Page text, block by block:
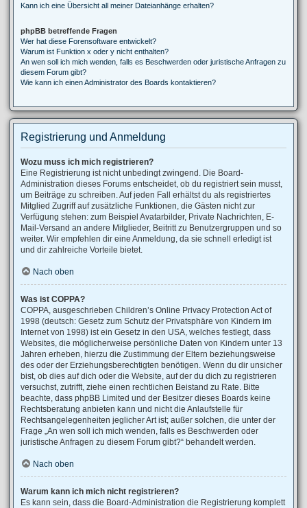
Kann ich eine Übersicht all meiner Dateianhänge erhalten?
phpBB betreffende Fragen
Wer hat diese Forensoftware entwickelt?
Warum ist Funktion x oder y nicht enthalten?
An wen soll ich mich wenden, falls es Beschwerden oder juristische Anfragen zu
diesem Forum gibt?
Wie kann ich einen Administrator des Boards kontaktieren?
Registrierung und Anmeldung
Wozu muss ich mich registrieren?
Eine Registrierung ist nicht unbedingt zwingend. Die Board-
Administration dieses Forums entscheidet, ob du registriert sein musst,
um Beiträge zu schreiben. Auf jeden Fall erhältst du als registriertes
Mitglied Zugriff auf zusätzliche Funktionen, die Gästen nicht zur
Verfügung stehen: zum Beispiel Avatarbilder, Private Nachrichten, E-
Mail-Versand an andere Mitglieder, Beitritt zu Benutzergruppen und so
weiter. Wir empfehlen dir eine Anmeldung, da sie schnell erledigt ist
und dir zahlreiche Vorteile bietet.
Nach oben
Was ist COPPA?
COPPA, ausgeschrieben Children’s Online Privacy Protection Act of
1998 (deutsch: Gesetz zum Schutz der Privatsphäre von Kindern im
Internet von 1998) ist ein Gesetz in den USA, welches festlegt, dass
Websites, die möglicherweise persönliche Daten von Kindern unter 13
Jahren erheben, hierzu die Zustimmung der Eltern beziehungsweise
des oder der Erziehungsberechtigten benötigen. Wenn du dir unsicher
bist, ob dies auf dich oder die Website, auf der du dich zu registrieren
versuchst, zutrifft, ziehe einen rechtlichen Beistand zu Rate. Bitte
beachte, dass phpBB Limited und der Besitzer dieses Boards keine
Rechtsberatung anbieten kann und nicht die Anlaufstelle für
Rechtsangelegenheiten jeglicher Art ist; außer solchen, die unter der
Frage „An wen soll ich mich wenden, falls es Beschwerden oder
juristische Anfragen zu diesem Forum gibt?“ behandelt werden.
Nach oben
Warum kann ich mich nicht registrieren?
Es kann sein, dass die Board-Administration die Registrierung komplett